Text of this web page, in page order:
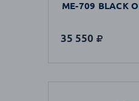
ME-709 BLACK
35 550